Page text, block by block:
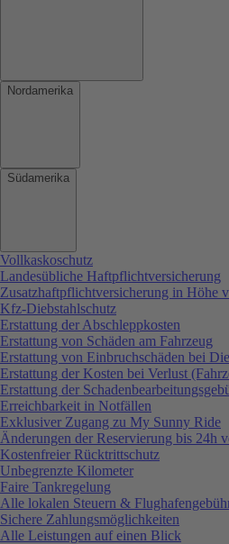
Nordamerika
Südamerika
Vollkaskoschutz
Landesübliche Haftpflichtversicherung
Zusatzhaftpflichtversicherung in Höhe
Kfz-Diebstahlschutz
Erstattung der Abschleppkosten
Erstattung von Schäden am Fahrzeug
Erstattung von Einbruchschäden bei
Erstattung der Kosten bei Verlust
Erstattung der
Erreichbarkeit in Notfällen
Exklusiver Zugang zu My Sunny Ride
Änderungen der Reservierung bis 24h
Kostenfreier Rücktrittschutz
Unbegrenzte Kilometer
Faire Tankregelung
Alle lokalen Steuern &
Sichere Zahlungsmöglichkeiten
Alle Leistungen auf einen Blick